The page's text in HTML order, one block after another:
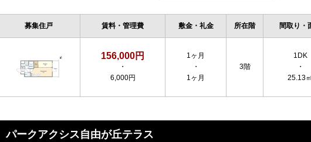
募集住戸 賃料・管理費 敷金・礼金 所在階 間取り・
156,000円
・
6,000円
1ヶ月
・
1ヶ月
3階
1DK
・
25.13㎡
パークアクシス自由が丘テラス